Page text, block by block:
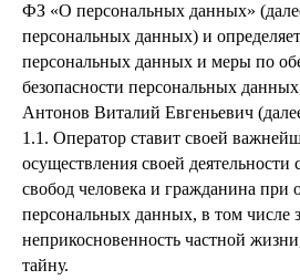
ФЗ «О персональных данных»
персональных данных) и
персональных данных и меры по
безопасности персональных
Антонов Виталий Евгеньевич
1.1. Оператор ставит своей
осуществления своей
свобод человека и гражданина при
персональных данных, в том числе
неприкосновенность частной
тайну.